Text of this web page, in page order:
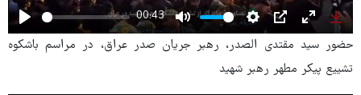
Play
00:43
Mute Settings
PIP Enter
حضور سید مقتدی الصدر، رهبر جریان صدر عراق، در مراسم باشکوه
تشییع پیکر مطهر رهبر شهید